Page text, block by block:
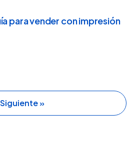
para vender con impresión
Siguiente »